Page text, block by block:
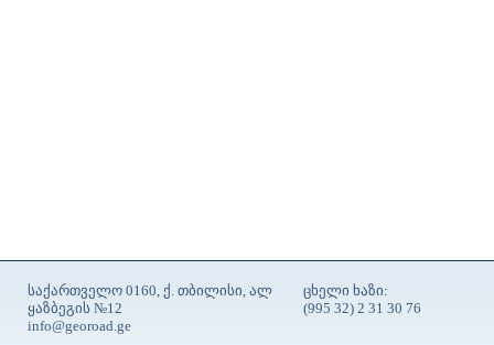
საქართველო 0160, ქ. თბილისი, ალ
ყაზბეგის №12
info@georoad.ge
ცხელი ხაზი:
(995 32) 2 31 30 76